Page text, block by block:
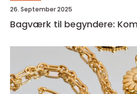
26. September 2025
Bagværk til begyndere: